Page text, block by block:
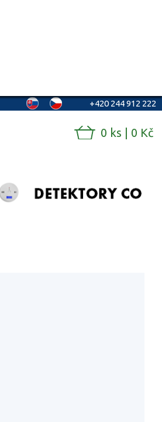
+420 244 912 222
0 ks | 0 Kč